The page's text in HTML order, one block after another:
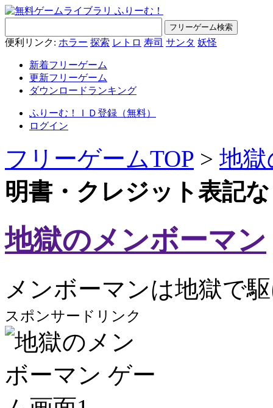
便利リンク: ホラー 探索 レトロ 寿司 サンタ 妖怪
新着フリーゲーム
更新フリーゲーム
ダウンロードランキング
ふりーむ！ＩＤ登録（無料）
ログイン
フリーゲームTOP > 地
明書・クレジット表記
地獄のメンボーマン
メンボーマンは地獄で
スポンサードリンク